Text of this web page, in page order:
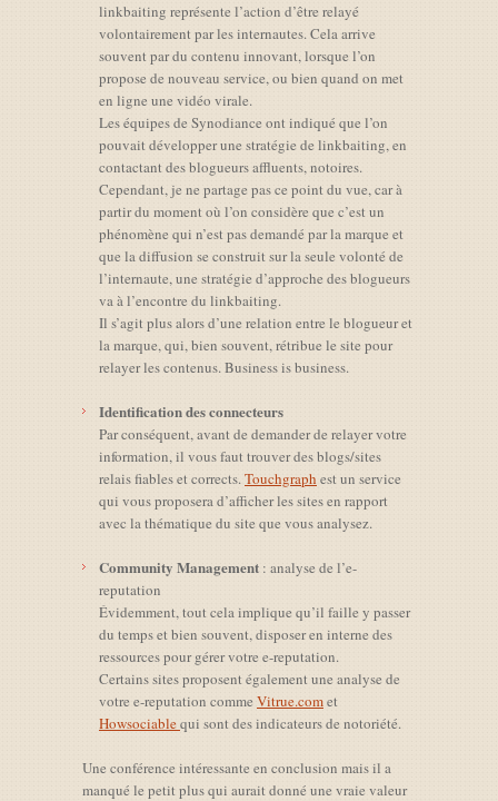
linkbaiting représente l’action d’être relayé
volontairement par les internautes. Cela arrive
souvent par du contenu innovant, lorsque l’on
propose de nouveau service, ou bien quand on met
en ligne une vidéo virale.
Les équipes de Synodiance ont indiqué que l’on
pouvait développer une stratégie de linkbaiting, en
contactant des blogueurs affluents, notoires.
Cependant, je ne partage pas ce point du vue, car à
partir du moment où l’on considère que c’est un
phénomène qui n’est pas demandé par la marque et
que la diffusion se construit sur la seule volonté de
l’internaute, une stratégie d’approche des blogueurs
va à l’encontre du linkbaiting.
Il s’agit plus alors d’une relation entre le blogueur et
la marque, qui, bien souvent, rétribue le site pour
relayer les contenus. Business is business.
Identification des connecteurs
Par conséquent, avant de demander de relayer votre
information, il vous faut trouver des blogs/sites
relais fiables et corrects.Touchgraph est un service
qui vous proposera d’afficher les sites en rapport
avec la thématique du site que vous analysez.
Community Management : analyse de l’e-
reputation
Évidemment, tout cela implique qu’il faille y passer
du temps et bien souvent, disposer en interne des
ressources pour gérer votre e-reputation.
Certains sites proposent également une analyse de
votre e-reputation comme Vitrue.comet
Howsociablequi sont des indicateurs de notoriété.
Une conférence intéressante en conclusion mais il a
manqué le petit plus qui aurait donné une vraie valeur